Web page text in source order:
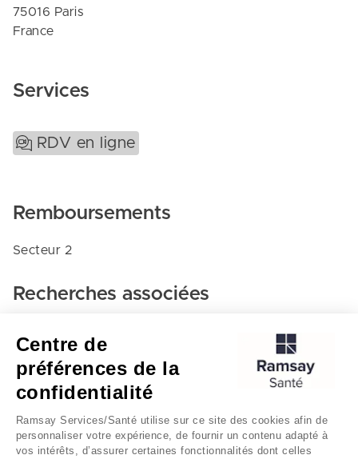
75016 Paris
France
Services
RDV en ligne
Remboursements
Secteur 2
Recherches associées
Chirurgie orthopedique et traumatologie - Clinique
jouvenet
Paris
Centre de
préférences de la
confidentialité
Ramsay Services/Santé utilise sur ce site des cookies afin de
personnaliser votre expérience, de fournir un contenu adapté à
vos intérêts, d’assurer certaines fonctionnalités dont celles